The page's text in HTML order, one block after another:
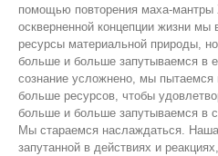
помощью повторения маха-
оскверненной концепции жизни мы
ресурсы материальной природы,
больше и больше запутываемся в
сознание усложнено, мы пытаемся
больше ресурсов, чтобы
больше и больше запутываемся в
Мы стараемся наслаждаться.
запутанной в действиях и